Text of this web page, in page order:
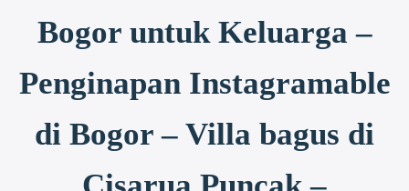
Bogor untuk Keluarga –
Penginapan Instagramable
di Bogor – Villa bagus di